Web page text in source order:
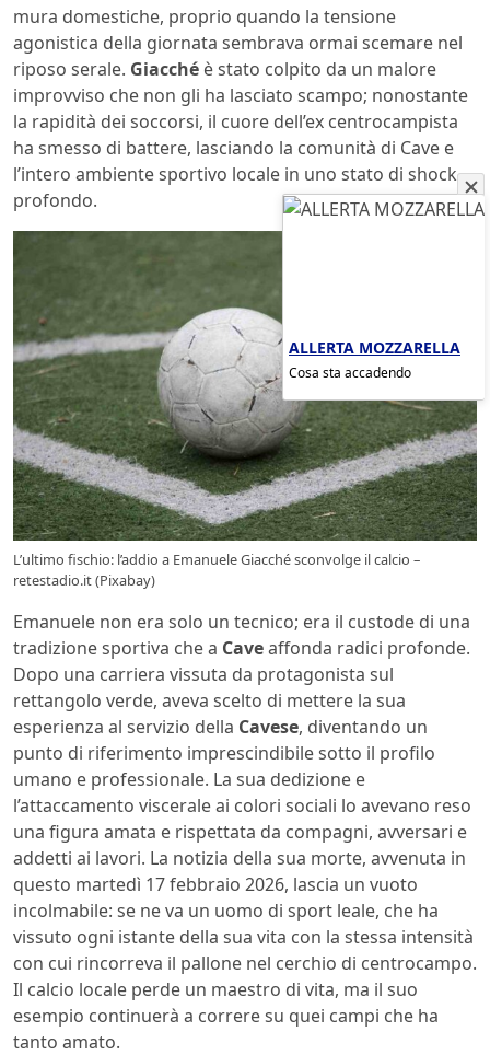
mura domestiche, proprio quando la tensione
agonistica della giornata sembrava ormai scemare nel
riposo serale. Giacché è stato colpito da un malore
improvviso che non gli ha lasciato scampo; nonostante
la rapidità dei soccorsi, il cuore dell’ex centrocampista
ha smesso di battere, lasciando la comunità di Cave e
l’intero ambiente sportivo locale in uno stato di shock
profondo.
L’ultimo fischio: l’addio a Emanuele Giacché sconvolge il calcio –
retestadio.it (Pixabay)
Emanuele non era solo un tecnico; era il custode di una
tradizione sportiva che a Caveaffonda radici profonde.
Dopo una carriera vissuta da protagonista sul
rettangolo verde, aveva scelto di mettere la sua
esperienza al servizio della Cavese, diventando un
punto di riferimento imprescindibile sotto il profilo
umano e professionale. La sua dedizione e
l’attaccamento viscerale ai colori sociali lo avevano reso
una figura amata e rispettata da compagni, avversari e
addetti ai lavori. La notizia della sua morte, avvenuta in
questo martedì 17 febbraio 2026, lascia un vuoto
incolmabile: se ne va un uomo di sport leale, che ha
vissuto ogni istante della sua vita con la stessa intensità
con cui rincorreva il pallone nel cerchio di centrocampo.
Il calcio locale perde un maestro di vita, ma il suo
esempio continuerà a correre su quei campi che ha
tanto amato.
ALLERTA MOZZARELLA
Cosa sta accadendo